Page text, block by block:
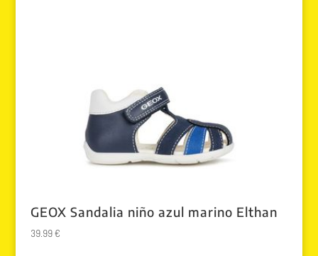
GEOX Sandalia niño azul marino Elthan
39.99€